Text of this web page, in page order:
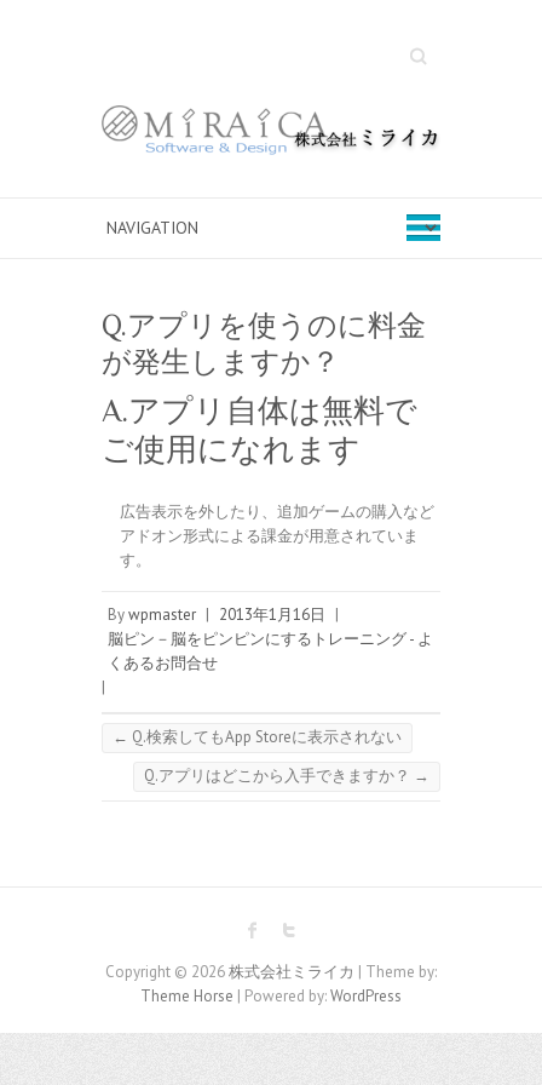
Search
Q.アプリを使うのに料金
が発生しますか？
A.アプリ自体は無料で
ご使用になれます
広告表示を外したり、追加ゲームの購入など
アドオン形式による課金が用意されていま
す。
Bywpmaster | 2013年1月16日
|
脳ピン－脳をピンピンにするトレーニング - よ
くあるお問合せ
|
← Q.検索してもApp Storeに表示されない
Q.アプリはどこから入手できますか？ →
Copyright © 2026株式会社ミライカ | Theme by:
Theme Horse | Powered by:WordPress